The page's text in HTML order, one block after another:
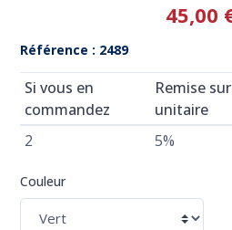
45,00
Référence : 2489
Si vous en
commandez
Remise
unitaire
2
5%
Couleur